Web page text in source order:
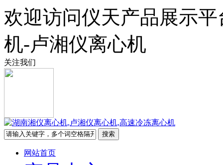
欢迎访问仪天产品展示
机-卢湘仪离心机
关注我们
网站首页